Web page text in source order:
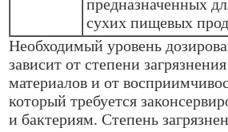
предназначенных
сухих пищевых
Необходимый уровень
зависит от степени
материалов и от
который требуется
и бактериям. Степень